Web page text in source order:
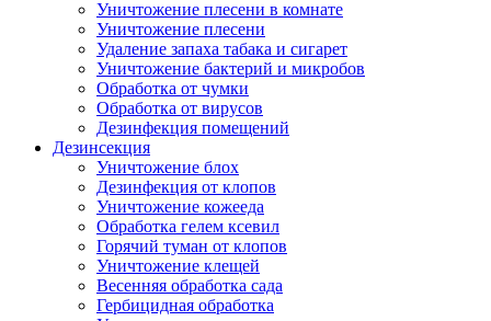
Уничтожение плесени в комнате
Уничтожение плесени
Удаление запаха табака и сигарет
Уничтожение бактерий и микробов
Обработка от чумки
Обработка от вирусов
Дезинфекция помещений
Дезинсекция
Уничтожение блох
Дезинфекция от клопов
Уничтожение кожееда
Обработка гелем ксевил
Горячий туман от клопов
Уничтожение клещей
Весенняя обработка сада
Гербицидная обработка